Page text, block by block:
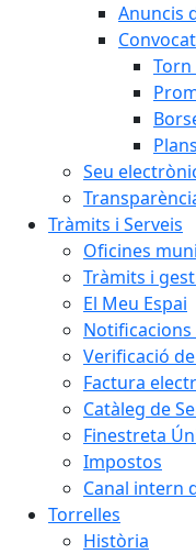
Anuncis
Seu
Tràmits i Serveis
Oficines
Tràmits i
El Meu Espai
Verificació
Factura
Catàleg de
Finestreta
Impostos
Canal intern
Torrelles
Història